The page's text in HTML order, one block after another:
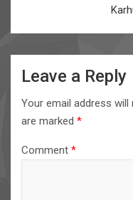
Leave a Reply
Your email address will
are marked *
Comment *